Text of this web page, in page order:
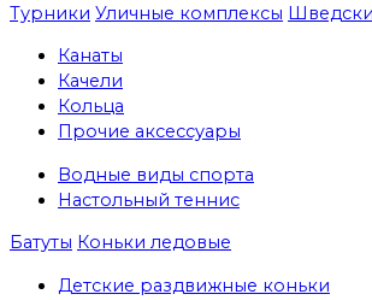
Турники Уличные комплексы
Канаты
Качели
Кольца
Прочие аксессуары
Водные виды спорта
Настольный теннис
Батуты Коньки ледовые
Детские раздвижные коньки